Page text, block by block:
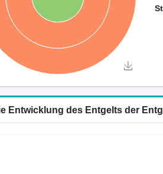
Entwicklung des Entgelts der